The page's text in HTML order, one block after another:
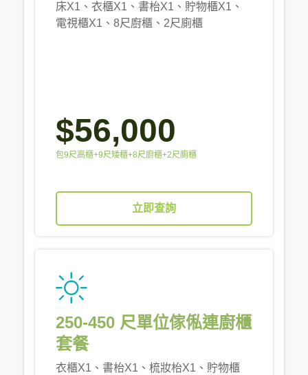
床X1、衣櫃X1、書枱X1、貯物櫃X1、
電視櫃X1、8尺廚櫃、2尺廁櫃
$56,000
包9尺高櫃+9尺矮櫃+8尺廚櫃+2尺廁櫃
立即查詢
250-450 尺單位傢俬連廚櫃
套餐
衣櫃X1、書枱X1、梳妝枱X1、貯物櫃